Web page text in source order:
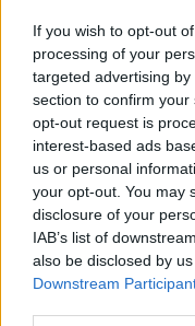
If you wish to opt-out
processing of your
targeted advertising
section to confirm
opt-out request is
interest-based ads
us or personal
your opt-out. You may
disclosure of your
IAB’s list of
also be disclosed by
Downstream
αυτονομία 120
μαγνητικά πεδία
μέσω της
γι’ αυτό και το
κλειστό πίσω
έκδοση των 35
caseback. Η
επιβεβαιώνοντας
σχεδιασμένο για
περιστασιακές